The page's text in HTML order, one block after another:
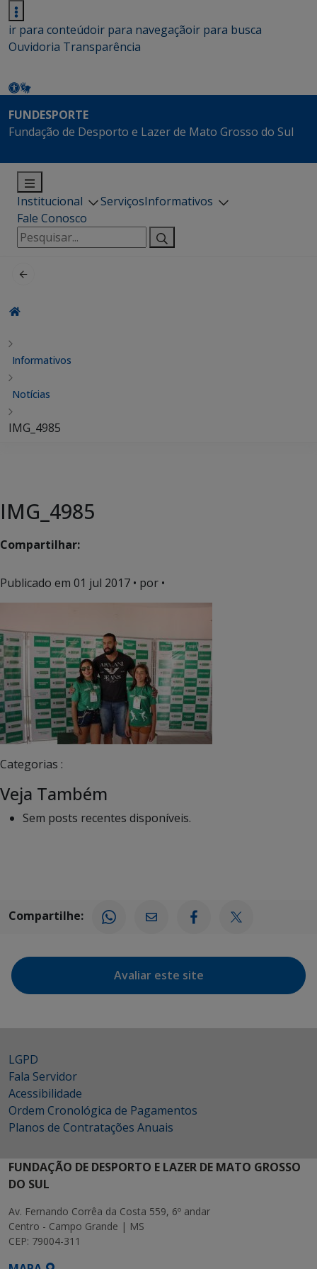
ir para conteúdoir para navegaçãoir para busca
Ouvidoria Transparência
FUNDESPORTE
Fundação de Desporto e Lazer de Mato Grosso do Sul
Institucional ServiçosInformativos
Fale Conosco
Pesquisar
por:
Informativos
Notícias
IMG_4985
IMG_4985
Compartilhar:
Publicado em 01 jul 2017 • por •
Categorias :
Veja Também
Sem posts recentes disponíveis.
Compartilhe:
Avaliar este site
LGPD
Fala Servidor
Acessibilidade
Ordem Cronológica de Pagamentos
Planos de Contratações Anuais
FUNDAÇÃO DE DESPORTO E LAZER DE MATO GROSSO
DO SUL
Av. Fernando Corrêa da Costa 559, 6º andar
Centro - Campo Grande | MS
CEP: 79004-311